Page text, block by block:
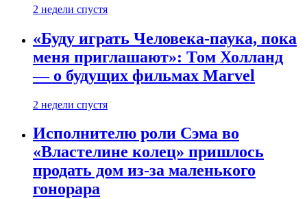
2 недели спустя
«Буду играть Человека-паука, пока
меня приглашают»: Том Холланд
— о будущих фильмах Marvel
2 недели спустя
Исполнителю роли Сэма во
«Властелине колец» пришлось
продать дом из-за маленького
гонорара